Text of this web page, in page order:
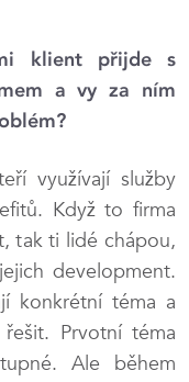
klient přijde s
a vy za ním
využívají služby
Když to firma
tak ti lidé chápou,
development.
konkrétní téma a
Prvotní téma
Ale během